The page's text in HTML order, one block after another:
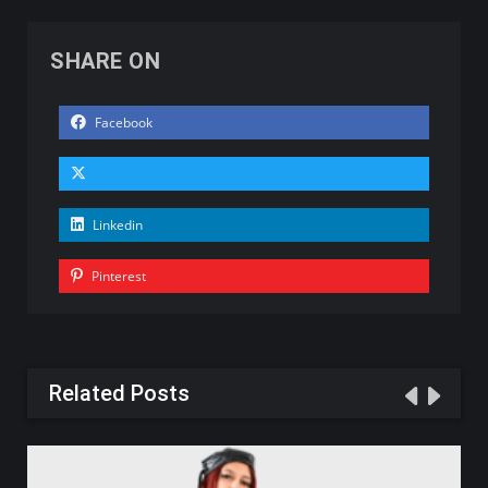
SHARE ON
Facebook
Linkedin
Pinterest
Related Posts